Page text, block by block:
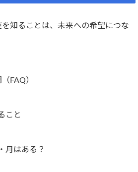
知ることは、未来への希望につな
FAQ）
こと
月はある？